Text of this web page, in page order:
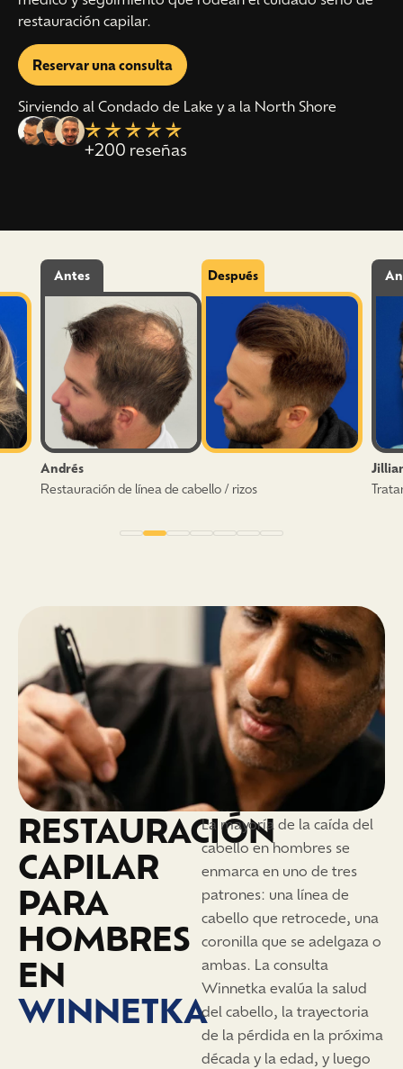
restauración capilar.
Reservar una consulta
Sirviendo al Condado de Lake y a la North Shore
+200 reseñas
Antes Después
Andrés
Restauración de línea de cabello / rizos
RESTAURACIÓN
CAPILAR
PARA
HOMBRES
EN
WINNETKA
La mayoría de la caída del
cabello en hombres se
enmarca en uno de tres
patrones: una línea de
cabello que retrocede, una
coronilla que se adelgaza o
ambas. La consulta
Winnetka evalúa la salud
del cabello, la trayectoria
de la pérdida en la próxima
década y la edad, y luego